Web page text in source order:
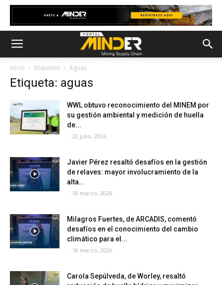
Inicio Etiquetas Aguas
Etiqueta: aguas
WWL obtuvo reconocimiento del MINEM por
su gestión ambiental y medición de huella
de...
- 22 julio, 2026
Javier Pérez resaltó desafíos en la gestión
de relaves: mayor involucramiento de la
alta...
- 18 marzo, 2026
Milagros Fuertes, de ARCADIS, comentó
desafíos en el conocimiento del cambio
climático para el...
- 18 marzo, 2026
Carola Sepúlveda, de Worley, resaltó